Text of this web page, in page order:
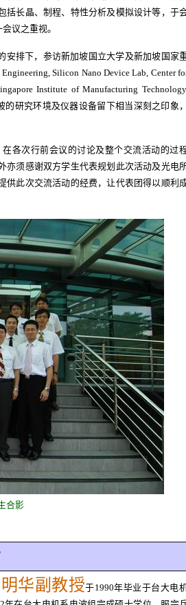
括长晶、制程、特性分析及模拟设计等，于
议之重视。
安排下，参访新加坡国立大学及新加坡国家
Silicon Nano Device Lab, Center
Institute of Manufacturing
研究环境及仪器设备留下相当深刻之印象，
各次行前会议的讨论及整个交流活动的过
亦须感谢双方学生代表规划此次活动及光电
供此次交流活动的经费，让代表团得以顺利
合影
华副教授于1990年毕业于台大电